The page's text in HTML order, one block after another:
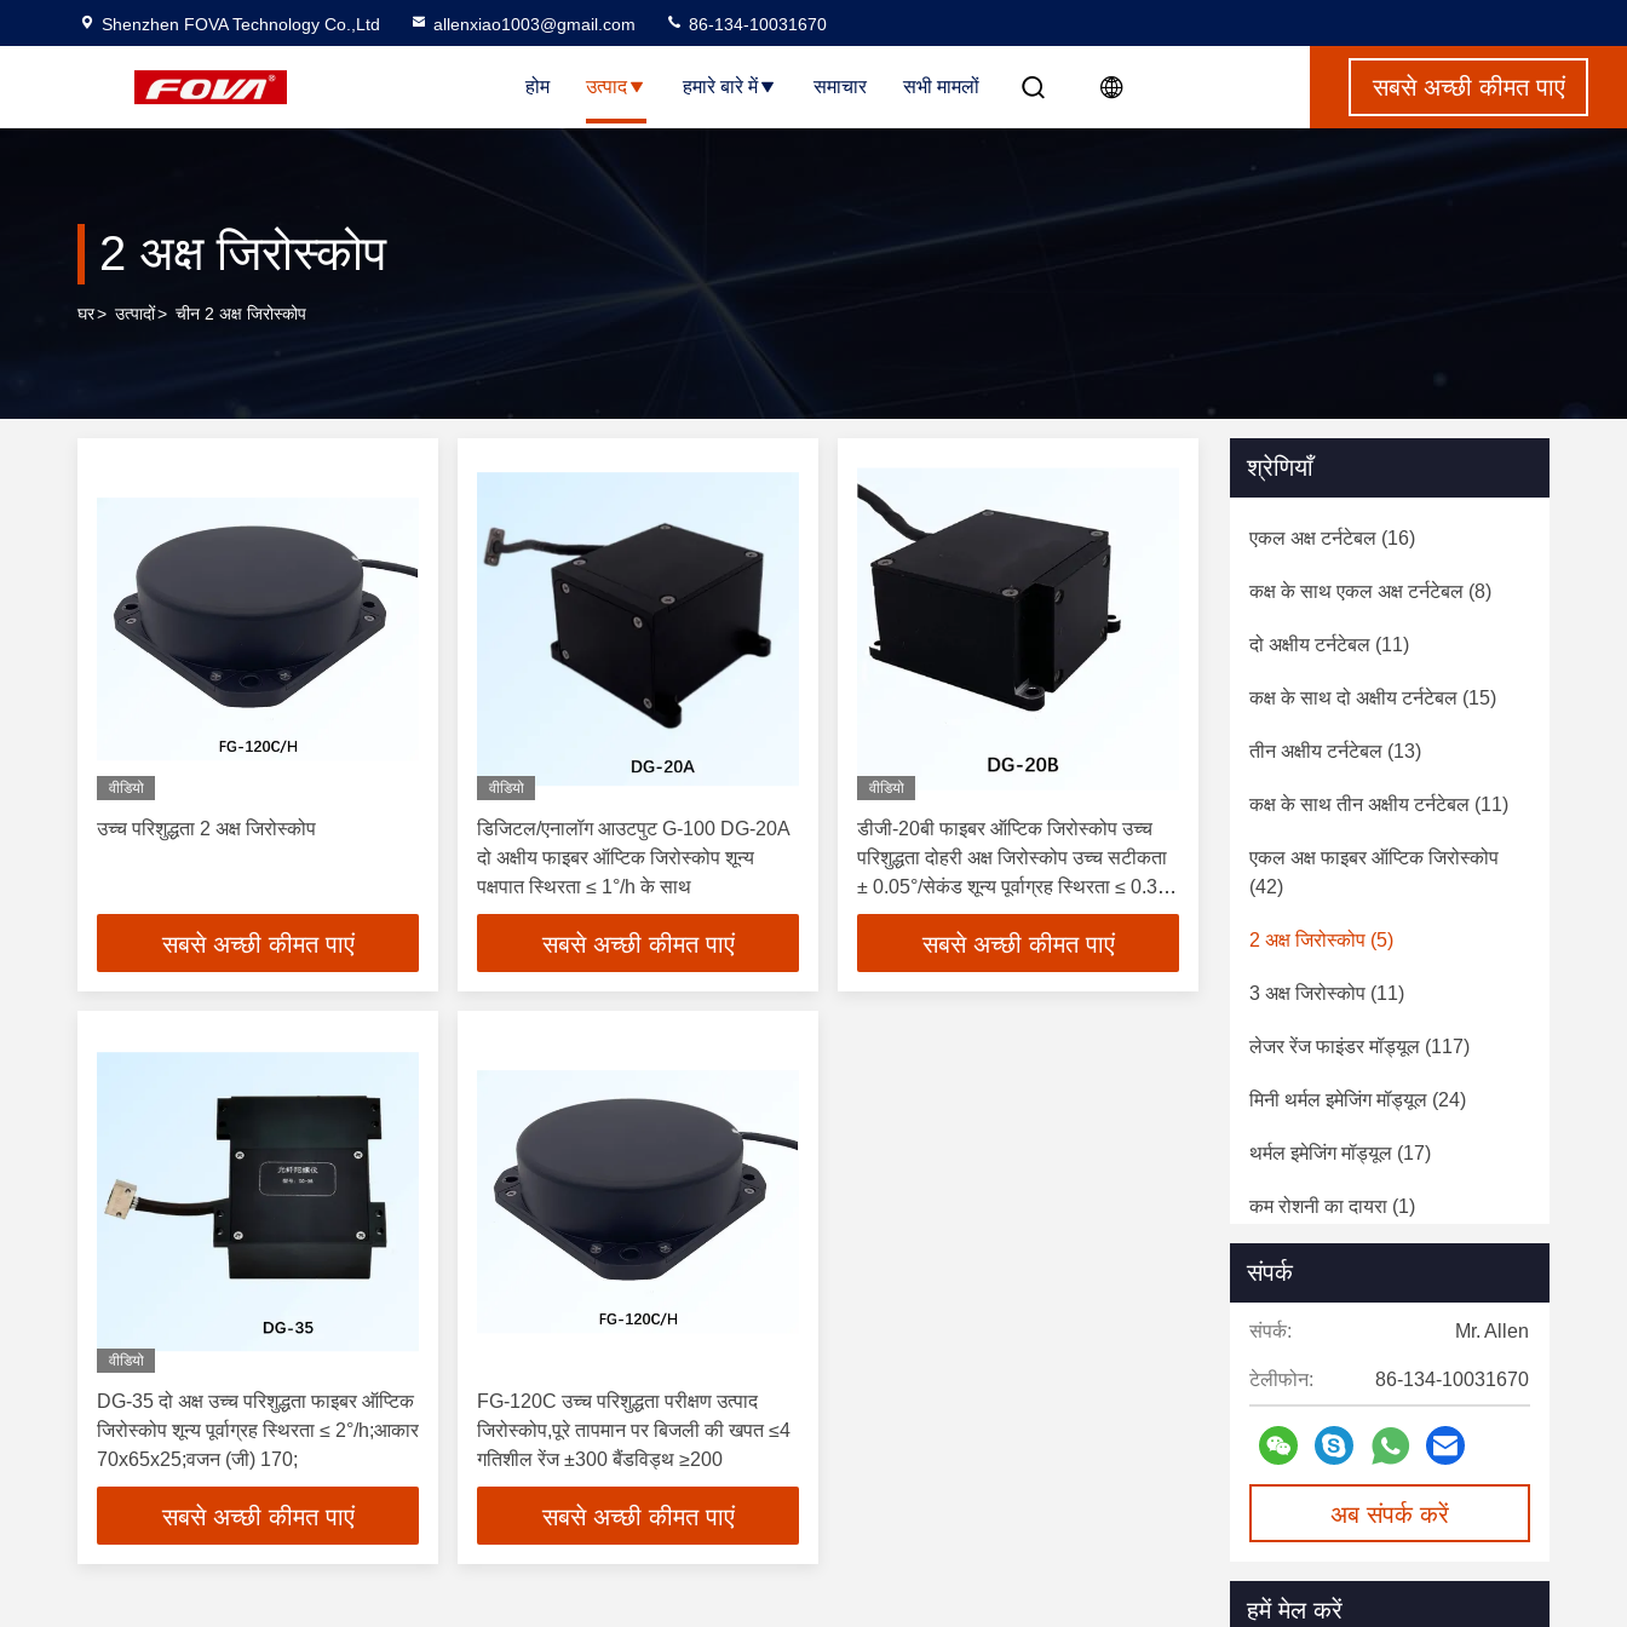
Shenzhen FOVA Technology Co.,Ltd allenxiao1003@gmail.com 86-134-10031670
होम उत्पाद हमारे बारे में समाचार सभी मामलों सबसे अच्छी कीमत पाएं
2 अक्ष जिरोस्कोप
घर> उत्पादों> चीन 2 अक्ष जिरोस्कोप
वीडियो
उच्च परिशुद्धता 2 अक्ष जिरोस्कोप
सबसे अच्छी कीमत पाएं
वीडियो
डिजिटल/एनालॉग आउटपुट G-100 DG-20A
दो अक्षीय फाइबर ऑप्टिक जिरोस्कोप शून्य
पक्षपात स्थिरता ≤ 1°/h के साथ
सबसे अच्छी कीमत पाएं
वीडियो
डीजी-20बी फाइबर ऑप्टिक जिरोस्कोप उच्च
परिशुद्धता दोहरी अक्ष जिरोस्कोप उच्च सटीकता
± 0.05°/सेकंड शून्य पूर्वाग्रह स्थिरता ≤ 0.3°/
घंटा एलजीए पैकेज 64x60x40mm ≤ 220g
सबसे अच्छी कीमत पाएं
वीडियो
DG-35 दो अक्ष उच्च परिशुद्धता फाइबर ऑप्टिक
जिरोस्कोप शून्य पूर्वाग्रह स्थिरता ≤ 2°/h;आकार
70x65x25;वजन (जी) 170;
सबसे अच्छी कीमत पाएं
FG-120C उच्च परिशुद्धता परीक्षण उत्पाद
जिरोस्कोप,पूरे तापमान पर बिजली की खपत ≤4
गतिशील रेंज ±300 बैंडविड्थ ≥200
सबसे अच्छी कीमत पाएं
श्रेणियाँ
एकल अक्ष टर्नटेबल (16)
कक्ष के साथ एकल अक्ष टर्नटेबल (8)
दो अक्षीय टर्नटेबल (11)
कक्ष के साथ दो अक्षीय टर्नटेबल (15)
तीन अक्षीय टर्नटेबल (13)
कक्ष के साथ तीन अक्षीय टर्नटेबल (11)
एकल अक्ष फाइबर ऑप्टिक जिरोस्कोप
(42)
2 अक्ष जिरोस्कोप (5)
3 अक्ष जिरोस्कोप (11)
लेजर रेंज फाइंडर मॉड्यूल (117)
मिनी थर्मल इमेजिंग मॉड्यूल (24)
थर्मल इमेजिंग मॉड्यूल (17)
कम रोशनी का दायरा (1)
एफपीवी ड्रोन किट
फोटोइलेक्ट्रिक कैप्सूल
संपर्क
संपर्क: Mr. Allen
टेलीफोन: 86-134-10031670
अब संपर्क करें
हमें मेल करें